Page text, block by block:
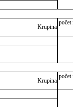
Krupina
počet
Krupina
počet